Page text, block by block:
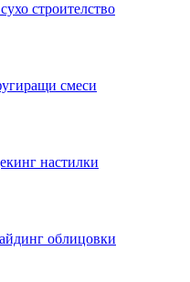
строителство
смеси
настилки
облицовки